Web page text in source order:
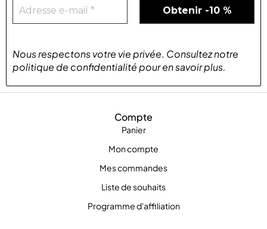
Compte
Panier
Mon compte
Mes commandes
Liste de souhaits
Programme d'affiliation
Nous respectons votre vie privée. Consultez notre
politique de confidentialitépouren savoir plus.